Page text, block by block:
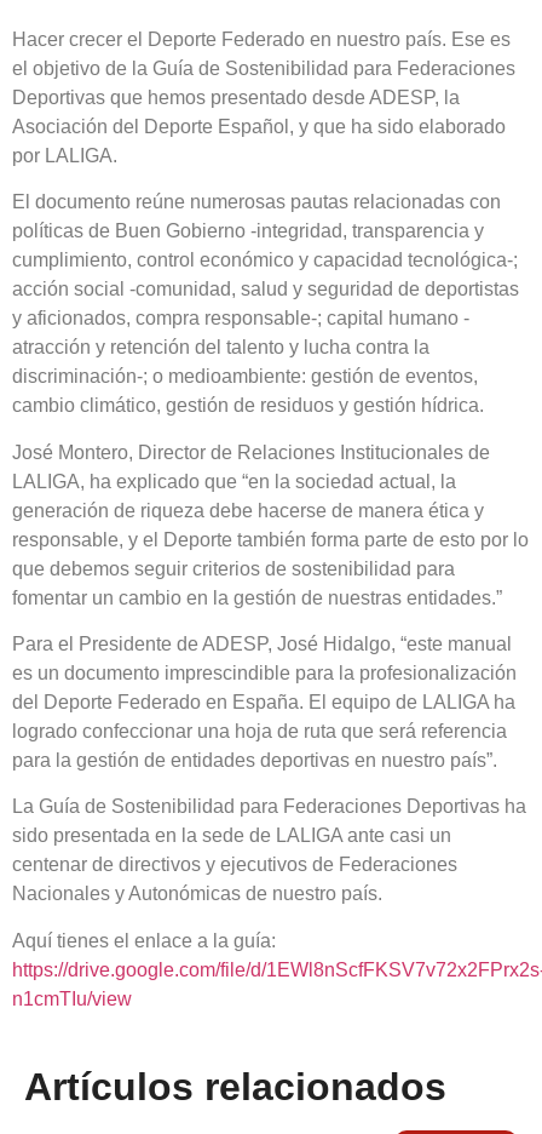
Hacer crecer el Deporte Federado en nuestro país. Ese es
el objetivo de la Guía de Sostenibilidad para Federaciones
Deportivas que hemos presentado desde ADESP, la
Asociación del Deporte Español, y que ha sido elaborado
por LALIGA.
El documento reúne numerosas pautas relacionadas con
políticas de Buen Gobierno -integridad, transparencia y
cumplimiento, control económico y capacidad tecnológica-;
acción social -comunidad, salud y seguridad de deportistas
y aficionados, compra responsable-; capital humano -
atracción y retención del talento y lucha contra la
discriminación-; o medioambiente: gestión de eventos,
cambio climático, gestión de residuos y gestión hídrica.
José Montero, Director de Relaciones Institucionales de
LALIGA, ha explicado que “en la sociedad actual, la
generación de riqueza debe hacerse de manera ética y
responsable, y el Deporte también forma parte de esto por lo
que debemos seguir criterios de sostenibilidad para
fomentar un cambio en la gestión de nuestras entidades.”
Para el Presidente de ADESP, José Hidalgo, “este manual
es un documento imprescindible para la profesionalización
del Deporte Federado en España. El equipo de LALIGA ha
logrado confeccionar una hoja de ruta que será referencia
para la gestión de entidades deportivas en nuestro país”.
La Guía de Sostenibilidad para Federaciones Deportivas ha
sido presentada en la sede de LALIGA ante casi un
centenar de directivos y ejecutivos de Federaciones
Nacionales y Autonómicas de nuestro país.
Aquí tienes el enlace a la guía:
https://drive.google.com/file/d/
n1cmTIu/view
Artículos relacionados